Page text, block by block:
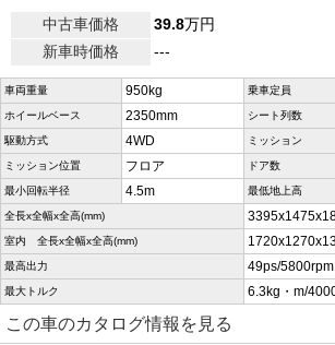
中古車価格
39.8万円
新車時価格
---
車両重量 950kg 乗車定員
ホイールベース 2350mm シート列数
駆動方式 4WD ミッション
ミッション位置 フロア ドア数
最小回転半径 4.5m 最低地上高
全長x全幅x全高(mm)
室内 全長x全幅x全高(mm)
最高出力 49ps/5800rpm
最大トルク 6.3kg・m/
この車のカタログ情報を見る